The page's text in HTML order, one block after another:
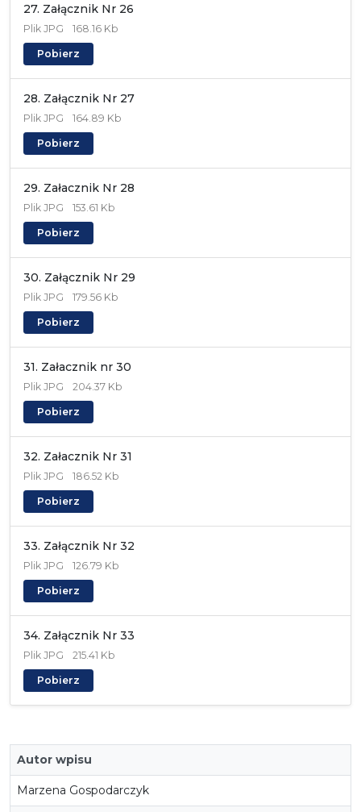
27. Załącznik Nr 26
Plik JPG 168.16 Kb
Pobierz
28. Załącznik Nr 27
Plik JPG 164.89 Kb
Pobierz
29. Załacznik Nr 28
Plik JPG 153.61 Kb
Pobierz
30. Załącznik Nr 29
Plik JPG 179.56 Kb
Pobierz
31. Załacznik nr 30
Plik JPG 204.37 Kb
Pobierz
32. Załacznik Nr 31
Plik JPG 186.52 Kb
Pobierz
33. Załącznik Nr 32
Plik JPG 126.79 Kb
Pobierz
34. Załącznik Nr 33
Plik JPG 215.41 Kb
Pobierz
Autor wpisu
Marzena Gospodarczyk